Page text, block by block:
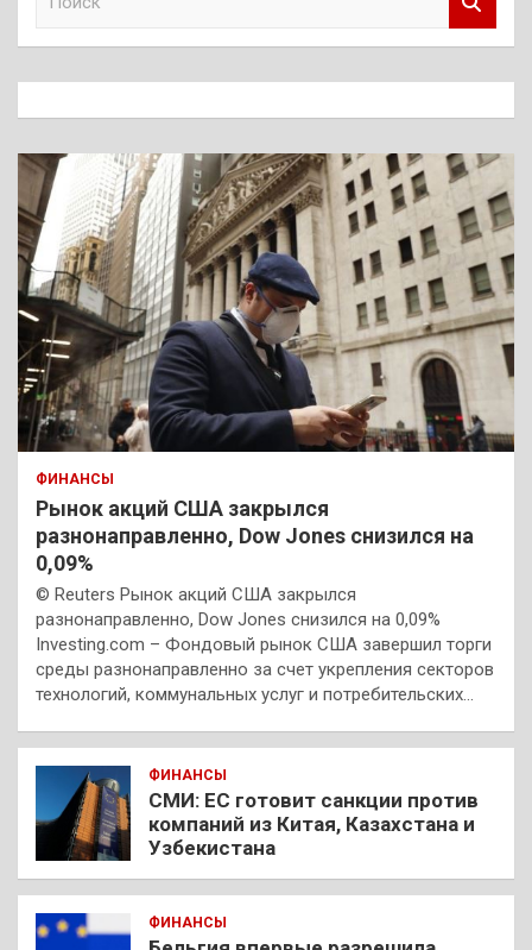
к
ФИНАНСЫ
Рынок акций США закрылся
разнонаправленно, Dow Jones снизился на
0,09%
© Reuters Рынок акций США закрылся
разнонаправленно, Dow Jones снизился на 0,09%
Investing.com – Фондовый рынок США завершил торги
среды разнонаправленно за счет укрепления секторов
технологий, коммунальных услуг и потребительских…
ФИНАНСЫ
СМИ: ЕС готовит санкции против
компаний из Китая, Казахстана и
Узбекистана
ФИНАНСЫ